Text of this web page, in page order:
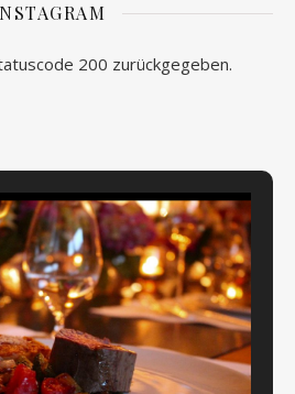
200 zurückgegeben.